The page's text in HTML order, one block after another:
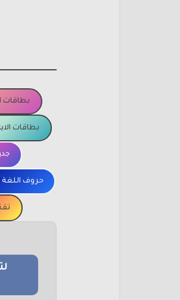
بطاقات
بطاقات
حروف اللغة